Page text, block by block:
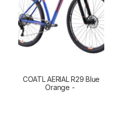
CONTINUER LA LECTURE
COATL AERIAL R29 Blue
Orange